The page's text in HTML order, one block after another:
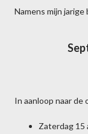
Namens mijn
In aanloop naar
Zaterdag 15